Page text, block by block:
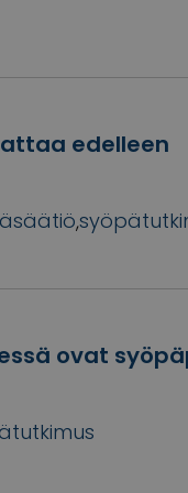
edelleen
,
ovat